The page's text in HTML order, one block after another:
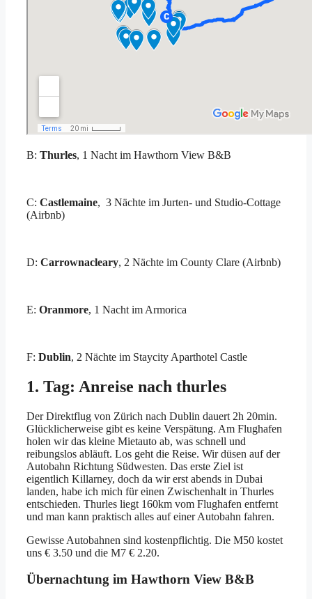
B: Thurles, 1 Nacht im Hawthorn View B&B
C: Castlemaine, 3 Nächte im Jurten- und Studio-Cottage
(Airbnb)
D: Carrownacleary, 2 Nächte im County Clare (Airbnb)
E: Oranmore, 1 Nacht im Armorica
F: Dublin, 2 Nächte im Staycity Aparthotel Castle
1. Tag: Anreise nach thurles
Der Direktflug von Zürich nach Dublin dauert 2h 20min.
Glücklicherweise gibt es keine Verspätung. Am Flughafen
holen wir das kleine Mietauto ab, was schnell und
reibungslos abläuft. Los geht die Reise. Wir düsen auf der
Autobahn Richtung Südwesten. Das erste Ziel ist
eigentlich Killarney, doch da wir erst abends in Dubai
landen, habe ich mich für einen Zwischenhalt in Thurles
entschieden. Thurles liegt 160km vom Flughafen entfernt
und man kann praktisch alles auf einer Autobahn fahren.
Gewisse Autobahnen sind kostenpflichtig. Die M50 kostet
uns € 3.50 und die M7 € 2.20.
Übernachtung im Hawthorn View B&B